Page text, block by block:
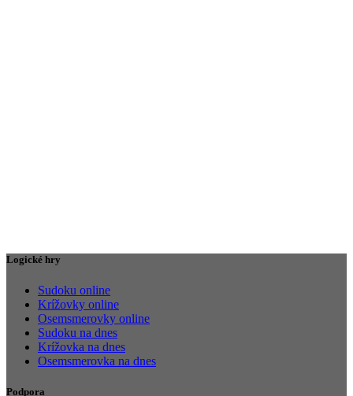
Logické hry
Sudoku online
Krížovky online
Osemsmerovky online
Sudoku na dnes
Krížovka na dnes
Osemsmerovka na dnes
Podpora